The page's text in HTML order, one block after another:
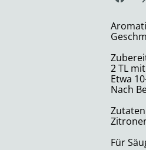
2 TL
Etwa
Nach
Für